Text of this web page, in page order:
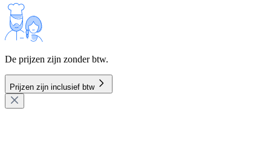
De prijzen zijn zonder btw.
Prijzen zijn inclusief btw